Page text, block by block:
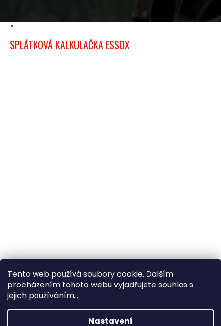
Tento web používá soubory cookie. Dalším
procházením tohoto webu vyjadřujete souhlas s
jejich používáním...
Nastavení
×
SPLÁTKOVÁ KALKULAČKA ESSOX
×
Hledáte nejvýhodnější cenu? Získáte jí
pomocíregistrace